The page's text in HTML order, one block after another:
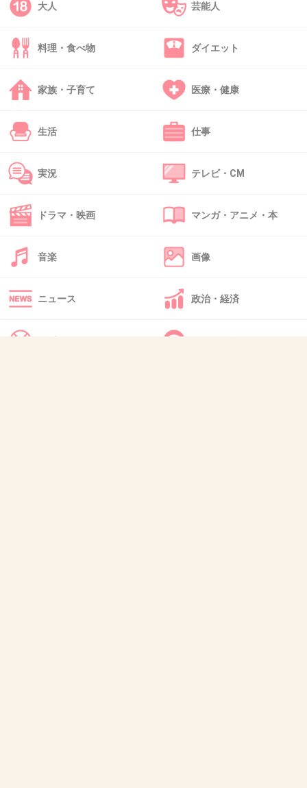
に。こんなクズ産むなよ。産んだんならせめてしつけや教
育ちゃんとしてから世に放て！他人の未来を奪ったヤツに
なってる時点でゴミで親孝行どころの騒ぎじゃない
40. 匿名 2026/07/08(水) 18:55:38
もう一人の方が仰るように諸悪の根源は、日弁連や共産党
社民党立憲民主党等に棲息している反日極左の人権屋連中
です。
>>1
大人 芸能人
料理・食べ物 ダイエット
家族・子育て 医療・健康
生活 仕事
実況 テレビ・CM
ドラマ・映画 マンガ・アニメ・本
音楽 画像
ニュース 政治・経済